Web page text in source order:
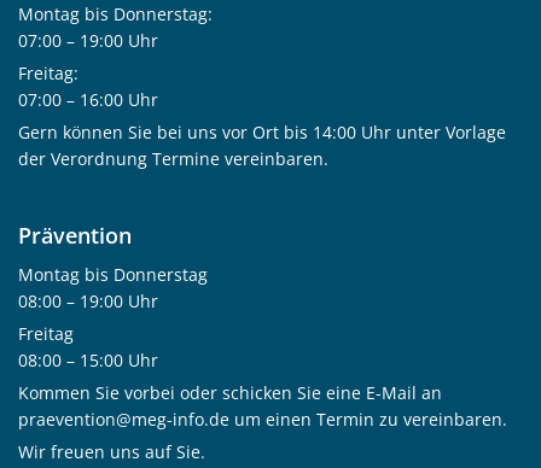
Montag bis Donnerstag:
07:00 – 19:00 Uhr
Freitag:
07:00 – 16:00 Uhr
Gern können Sie bei uns vor Ort bis 14:00 Uhr unter Vorlage
der Verordnung Termine vereinbaren.
Prävention
Montag bis Donnerstag
08:00 – 19:00 Uhr
Freitag
08:00 – 15:00 Uhr
Kommen Sie vorbei oder schicken Sie eine E-Mail an
praevention@meg-info.de um einen Termin zu vereinbaren.
Wir freuen uns auf Sie.